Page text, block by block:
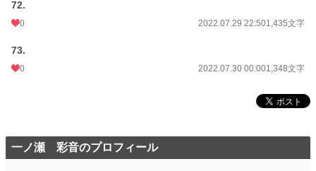
72.
0 2022.07.29 22:501,435文字
73.
0 2022.07.30 00:001,348文字
一ノ瀬 彩音のプロフィール